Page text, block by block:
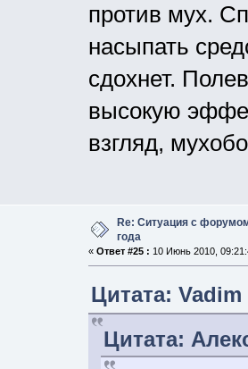
против мух.
насыпать
сдохнет.
высокую
взгляд,
Re: Ситуация с
года
« Ответ #25 : 10 Июнь 2010,
Цитата:
Цитата: